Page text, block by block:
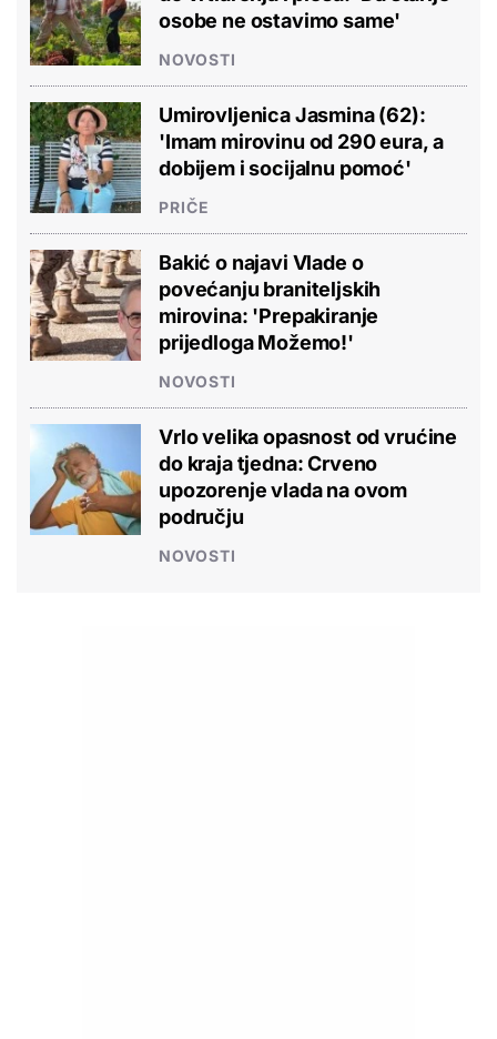
osobe ne ostavimo same'
NOVOSTI
Umirovljenica Jasmina (62):
'Imam mirovinu od 290 eura, a
dobijem i socijalnu pomoć'
PRIČE
Bakić o najavi Vlade o
povećanju braniteljskih
mirovina: 'Prepakiranje
prijedloga Možemo!'
NOVOSTI
Vrlo velika opasnost od vrućine
do kraja tjedna: Crveno
upozorenje vlada na ovom
području
NOVOSTI